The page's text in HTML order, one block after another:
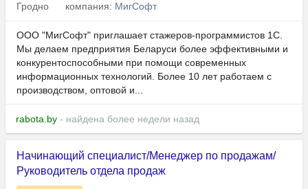
Гродно компания: МигСофт
ООО "МигСофт" приглашает стажеров-программистов 1С.
Мы делаем предприятия Беларуси более эффективными и
конкурентоспособными при помощи современных
информационных технологий. Более 10 лет работаем с
производством, оптовой и...
rabota.by - найдена более недели назад
Начинающий специалист/Менеджер по продажам/
Руководитель отдела продаж